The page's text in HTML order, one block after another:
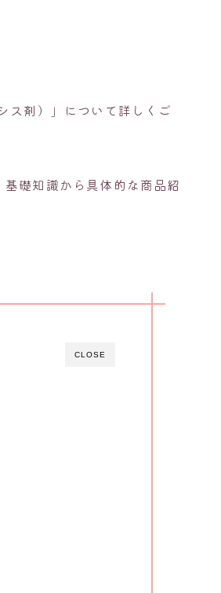
ス剤）」について詳しくご
礎知識から具体的な商品紹
CLOSE